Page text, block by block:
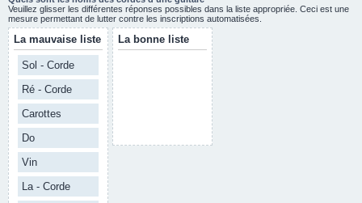
Veuillez glisser les différentes réponses possibles dans la liste appropriée. Ceci est une
mesure permettant de lutter contre les inscriptions automatisées.
La mauvaise liste
Sol - Corde
Ré - Corde
Carottes
Do
Vin
La - Corde
La bonne liste